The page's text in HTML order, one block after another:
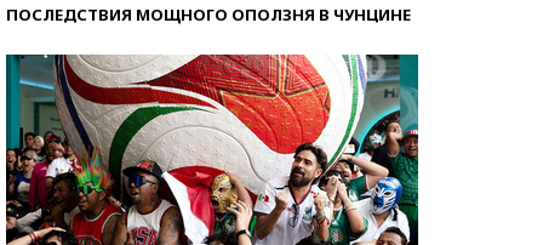
ПОСЛЕДСТВИЯ МОЩНОГО ОПОЛЗНЯ В ЧУНЦИНЕ